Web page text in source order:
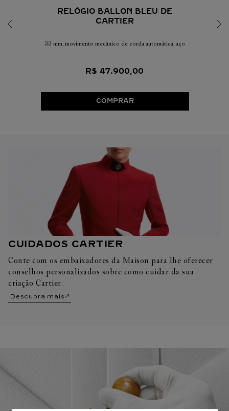
RELÓGIO BALLON BLEU DE
CARTIER
33 mm, movimento mecânico de corda automática, aço
R$ 47.900,00
COMPRAR
CUIDADOS CARTIER
Conte com os embaixadores da Maison para lhe oferecer
conselhos personalizados sobre como cuidar da sua
criação Cartier.
Descubra mais